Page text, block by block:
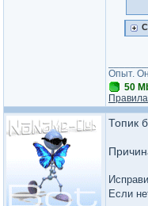
Опыт.
50
Топик
Если